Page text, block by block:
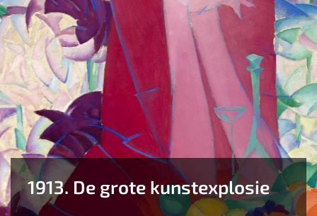
1913. De grote kunstexplosie